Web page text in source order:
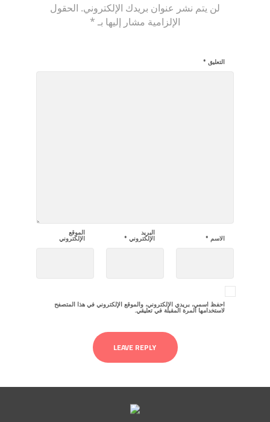
لن يتم نشر عنوان بريدك الإلكتروني. الحقول
الإلزامية مشار إليها بـ *
التعليق *
الاسم *
البريد
الإلكتروني *
الموقع
الإلكتروني
احفظ اسمي، بريدي الإلكتروني، والموقع الإلكتروني في هذا المتصفح
لاستخدامها المرة المقبلة في تعليقي.